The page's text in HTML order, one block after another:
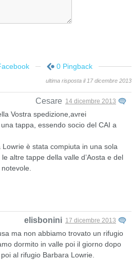
0 Pingback
ultima risposta il 17 dicembre 2013
Cesare 14 dicembre 2013
Vostra spedizione,avrei
tappa, essendo socio del CAI a
è stata compiuta in una sola
altre tappe della valle d’Aosta e del
elisbonini 17 dicembre 2013
ma non abbiamo trovato un rifugio
dormito in valle poi il giorno dopo
al rifugio Barbara Lowrie.